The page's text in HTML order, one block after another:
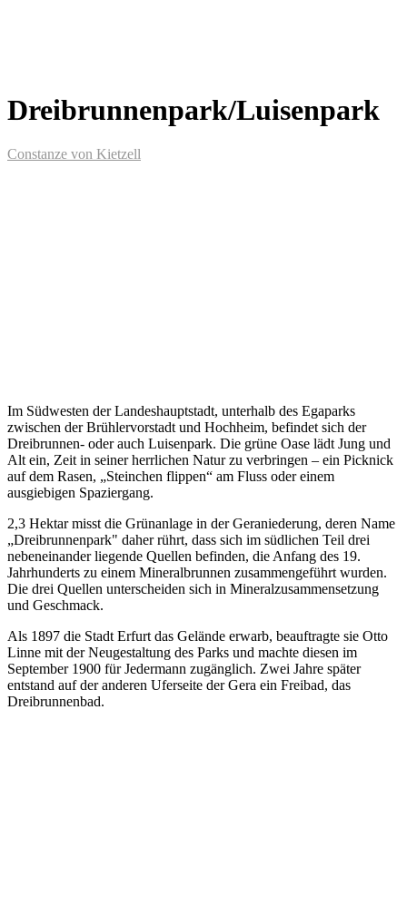
Dreibrunnenpark/Luisenpark
Constanze von Kietzell
Im Südwesten der Landeshauptstadt, unterhalb des Egaparks
zwischen der Brühlervorstadt und Hochheim, befindet sich der
Dreibrunnen- oder auch Luisenpark. Die grüne Oase lädt Jung und
Alt ein, Zeit in seiner herrlichen Natur zu verbringen – ein Picknick
auf dem Rasen, „Steinchen flippen“ am Fluss oder einem
ausgiebigen Spaziergang.
2,3 Hektar misst die Grünanlage in der Geraniederung, deren Name
„Dreibrunnenpark" daher rührt, dass sich im südlichen Teil drei
nebeneinander liegende Quellen befinden, die Anfang des 19.
Jahrhunderts zu einem Mineralbrunnen zusammengeführt wurden.
Die drei Quellen unterscheiden sich in Mineralzusammensetzung
und Geschmack.
Als 1897 die Stadt Erfurt das Gelände erwarb, beauftragte sie Otto
Linne mit der Neugestaltung des Parks und machte diesen im
September 1900 für Jedermann zugänglich. Zwei Jahre später
entstand auf der anderen Uferseite der Gera ein Freibad, das
Dreibrunnenbad.